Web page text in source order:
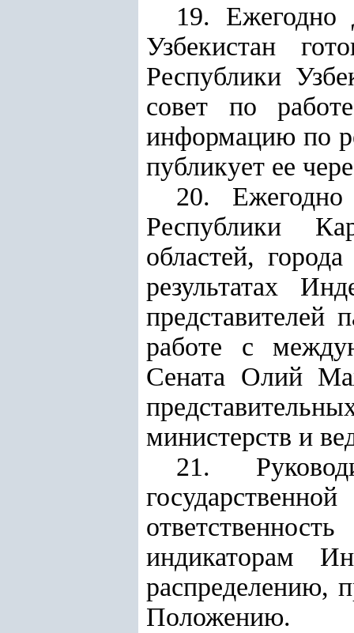
19. Ежегодно
Узбекистан
Республики
совет по
информацию по
публикует ее
20.
Республики
областей,
результатах
представителей
работе с
Сената Олий
министерств и
21.
индикаторам
распределению,
Положению.